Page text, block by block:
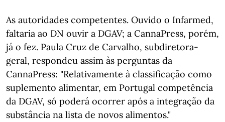
As autoridades competentes. Ouvido o Infarmed,
faltaria ao DN ouvir a DGAV; a CannaPress, porém,
já o fez. Paula Cruz de Carvalho, subdiretora-
geral, respondeu assim às perguntas da
CannaPress: "Relativamente à classificação como
suplemento alimentar, em Portugal competência
da DGAV, só poderá ocorrer após a integração da
substância na lista de novos alimentos."